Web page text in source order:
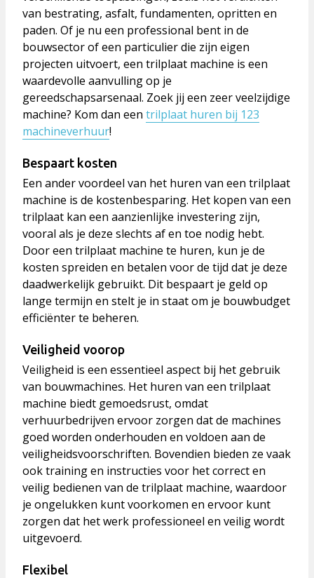
van bestrating, asfalt, fundamenten, opritten en
paden. Of je nu een professional bent in de
bouwsector of een particulier die zijn eigen
projecten uitvoert, een trilplaat machine is een
waardevolle aanvulling op je
gereedschapsarsenaal. Zoek jij een zeer veelzijdige
machine? Kom dan een trilplaat huren bij 123
machineverhuur!
Bespaart kosten
Een ander voordeel van het huren van een trilplaat
machine is de kostenbesparing. Het kopen van een
trilplaat kan een aanzienlijke investering zijn,
vooral als je deze slechts af en toe nodig hebt.
Door een trilplaat machine te huren, kun je de
kosten spreiden en betalen voor de tijd dat je deze
daadwerkelijk gebruikt. Dit bespaart je geld op
lange termijn en stelt je in staat om je bouwbudget
efficiënter te beheren.
Veiligheid voorop
Veiligheid is een essentieel aspect bij het gebruik
van bouwmachines. Het huren van een trilplaat
machine biedt gemoedsrust, omdat
verhuurbedrijven ervoor zorgen dat de machines
goed worden onderhouden en voldoen aan de
veiligheidsvoorschriften. Bovendien bieden ze vaak
ook training en instructies voor het correct en
veilig bedienen van de trilplaat machine, waardoor
je ongelukken kunt voorkomen en ervoor kunt
zorgen dat het werk professioneel en veilig wordt
uitgevoerd.
Flexibel